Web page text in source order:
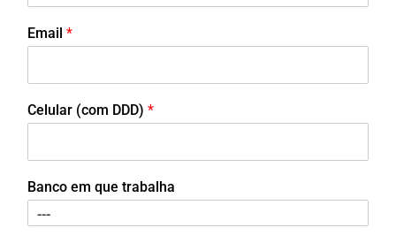
Email *
Celular (com DDD) *
Banco em que trabalha